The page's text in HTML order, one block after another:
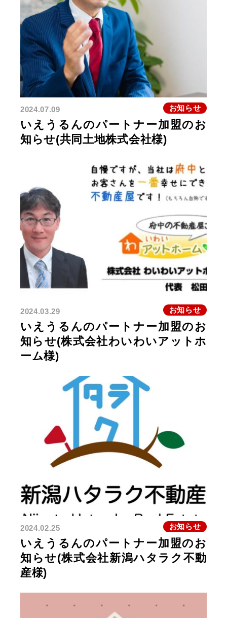
いえうるんのパートナー加盟のお
知らせ(共同土地株式会社様)
2024.07.09 お知らせ
いえうるんのパートナー加盟のお
知らせ(株式会社わいわいアットホ
ーム様)
2024.03.29 お知らせ
いえうるんのパートナー加盟のお
知らせ(株式会社新潟ハタラク不動
産様)
2024.02.25 お知らせ